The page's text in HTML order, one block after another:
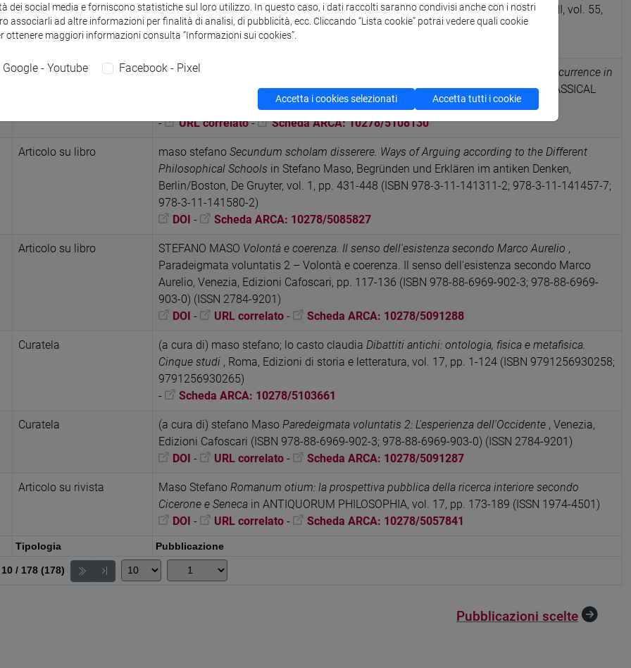
Tipologia Pubblicazione
/ 178 (178)
and Its Reception, De Gruyter, Berlin/Boston, 2024in BOLLETTINO DI STUDI LATINI, vol. 55,
pp. 271-272 (ISSN 0006-6583)
-
Scheda ARCA: 10278/5094548
Recensione in rivista maso stefano
Ricardo Salles, The Stoic cosmos: conflagration, cosmogony, and recurrence in
early Stoicism. Cambridge: Cambridge University Press, 2025.in BRYN MAWR CLASSICAL
REVIEW, vol. 36, pp. 1-4 (ISSN 1063-2948)
-
URL correlato- Scheda ARCA: 10278/5108130
Articolo su libro maso stefano Secundum scholam disserere. Ways of Arguing according to the Different
Philosophical Schools in Stefano Maso, Begründen und Erklären im antiken Denken,
Berlin/Boston, De Gruyter, vol. 1, pp. 431-448 (ISBN 978-3-11-141311-2; 978-3-11-141457-7;
978-3-11-141580-2)
DOI - Scheda ARCA: 10278/5085827
Articolo su libro STEFANO MASO Volontà e coerenza. Il senso dell'esistenza secondo Marco Aurelio ,
Paradeigmata voluntatis 2 – Volontà e coerenza. Il senso dell'esistenza secondo Marco
Aurelio, Venezia, Edizioni Cafoscari, pp. 117-136 (ISBN 978-88-6969-902-3; 978-88-6969-
903-0) (ISSN 2784-9201)
DOI - URL correlato - Scheda ARCA: 10278/5091288
Curatela (a cura di) maso stefano; lo casto claudia Dibattiti antichi: ontologia, fisica e metafisica.
Cinque studi , Roma, Edizioni di storia e letteratura, vol. 17, pp. 1-124 (ISBN 9791256930258;
9791256930265)
-
Scheda ARCA: 10278/5103661
Curatela (a cura di) stefano Maso Paredeigmata voluntatis 2: L'esperienza dell'Occidente , Venezia,
Edizioni Cafoscari (ISBN 978-88-6969-902-3; 978-88-6969-903-0) (ISSN 2784-9201)
DOI - URL correlato - Scheda ARCA: 10278/5091287
Articolo su rivista Maso Stefano Romanum otium: la prospettiva pubblica della ricerca interiore secondo
Cicerone e Seneca in ANTIQUORUM PHILOSOPHIA, vol. 17, pp. 173-189 (ISSN 1974-4501)
DOI - URL correlato - Scheda ARCA: 10278/5057841
Pubblicazioni scelte
dei social media e forniscono statistiche sul loro utilizzo. In questo caso, i dati raccolti saranno condivisi anche con i nostri
associarli ad altre informazioni per finalità di analisi, di pubblicità, ecc. Cliccando “Lista cookie” potrai vedere quali cookie
ottenere maggiori informazioni consulta “Informazioni sui cookies”.
Google - Youtube Facebook - Pixel
Accetta i cookies selezionati Accetta tutti i cookie